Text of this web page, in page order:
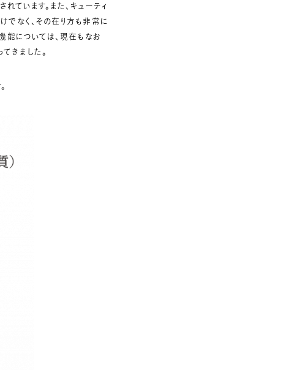
ています。また、キューティ
でなく、その在り方も非常に
能については、現在もなお
きました。